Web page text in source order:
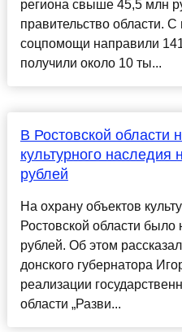
региона свыше 45,5 млн
правительство области.
соцпомощи направили
получили около 10 ты...
В Ростовской области
культурного
рублей
На охрану объектов
Ростовской области
рублей. Об этом
донского губернатора
реализации
области „Разви...